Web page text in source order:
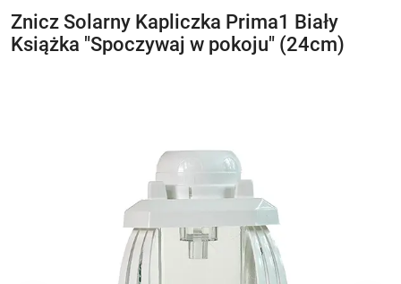
Znicz Solarny Kapliczka Prima1 Biały
Książka "Spoczywaj w pokoju" (24cm)